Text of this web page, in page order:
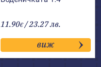
11.90€ / 23.27 лв.
виж